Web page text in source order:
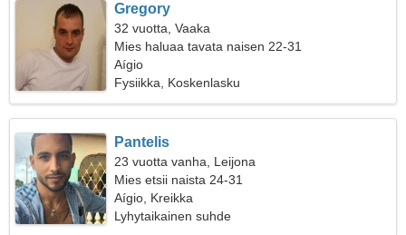
Gregory
32 vuotta, Vaaka
Mies haluaa tavata naisen 22-31
Aígio
Fysiikka, Koskenlasku
Pantelis
23 vuotta vanha, Leijona
Mies etsii naista 24-31
Aígio, Kreikka
Lyhytaikainen suhde